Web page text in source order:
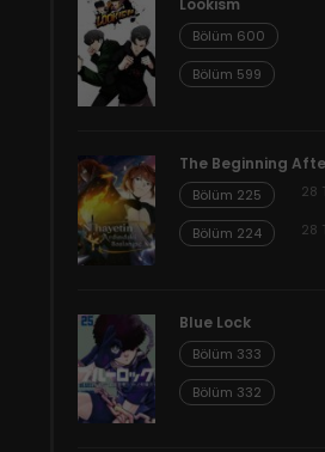
Bölüm 600
Bölüm 599
The Beginning
Bölüm 225 28
Bölüm 224 28
Blue Lock
Bölüm 333
Bölüm 332